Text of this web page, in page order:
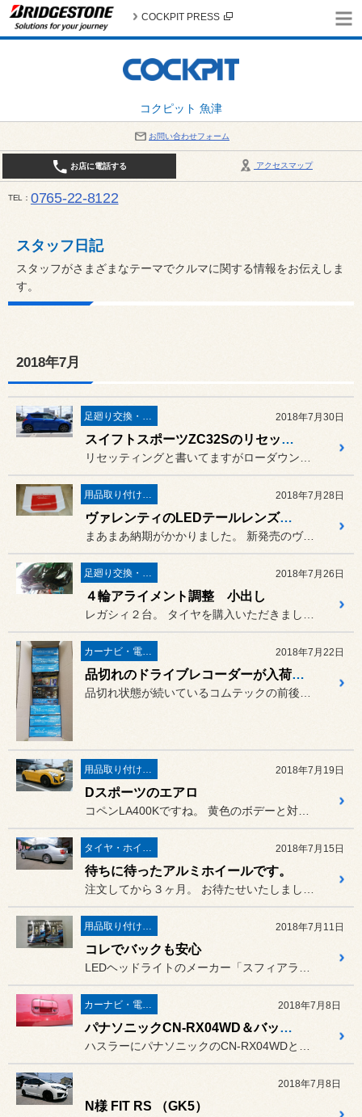
コクピット 魚津
COCKPIT PRESS
お問い合わせフォーム
アクセスマップ
お店に電話する
TEL 0765-22-8122
スタッフ日記
スタッフがさまざまなテーマでクルマに関する情報をお伝えしま
す。
2018年7月
足廻り交換・４輪アライメント調整 2018年7月30日
スイフトスポーツZC32Sのリセッティング
用品取り付け作業 2018年7月28日
ヴァレンティのLEDテールレンズがド派手！
まあまあ納期がかかりました。 新発売のヴァレンティのLEDテー...
足廻り交換・４輪アライメント調整 2018年7月26日
４輪アライメント調整 小出し
カーナビ・電装品 2018年7月22日
品切れのドライブレコーダーが入荷してまいりましたよ～
用品取り付け作業 2018年7月19日
Dスポーツのエアロ
コペンLA400Kですね。 黄色のボデーと対象的にオープンで...
タイヤ・ホイール 2018年7月15日
待ちに待ったアルミホイールです。
注文してから３ヶ月。 お待たせいたしました。
用品取り付け作業 2018年7月11日
コレでバックも安心
LEDヘッドライトのメーカー「スフィアライト」のバックランプ用のL...
カーナビ・電装品 2018年7月8日
パナソニックCN-RX04WD＆バックカメラ＠ハスラー
ハスラーにパナソニックのCN-RX04WDとバックカメラとETCを...
2018年7月8日
N様 FIT RS （GK5）